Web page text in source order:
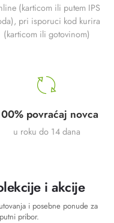
(karticom ili putem IPS
pri isporuci kod kurira
(karticom ili gotovinom)
povraćaj novca
u roku do 14 dana
i akcije
i posebne ponude za
pribor.